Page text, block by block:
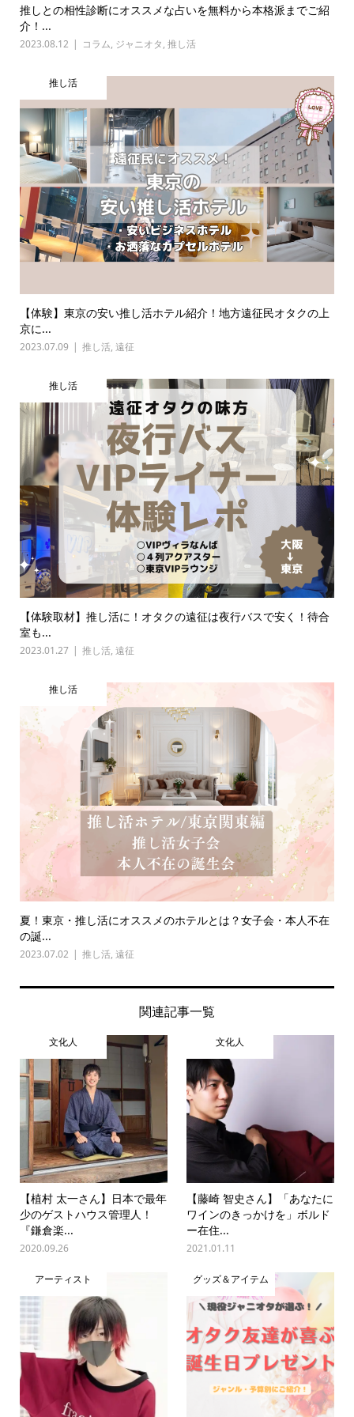
推しとの相性診断にオススメな占いを無料から本格派までご紹
介！...
2023.08.12 コラム, ジャニオタ, 推し活
推し活
【体験】東京の安い推し活ホテル紹介！地方遠征民オタクの上
京に...
2023.07.09 推し活, 遠征
推し活
【体験取材】推し活に！オタクの遠征は夜行バスで安く！待合
室も...
2023.01.27 推し活, 遠征
推し活
夏！東京・推し活にオススメのホテルとは？女子会・本人不在
の誕...
2023.07.02 推し活, 遠征
関連記事一覧
文化人
【植村 太一さん】日本で最年
少のゲストハウス管理人！
『鎌倉楽...
2020.09.26
文化人
【藤崎 智史さん】「あなたに
ワインのきっかけを」ボルド
ー在住...
2021.01.11
アーティスト グッズ＆アイテム